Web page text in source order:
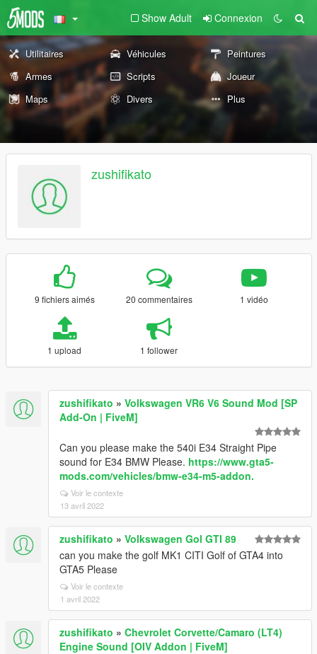
Show Adult Connexion
Utilitaires Véhicules
Peintures
Armes
Scripts
Joueur
Maps
Divers Plus
zushifikato
9 fichiers aimés 20 commentaires 1 vidéo
1 upload 1 follower
zushifikato » Volkswagen VR6 V6 Sound Mod [SP
Add-On | FiveM]
Can you please make the 540i E34 Straight Pipe
sound for E34 BMW Please. https://www.gta5-
mods.com/vehicles/bmw-e34-m5-addon.
Voir le contexte
13 avril 2022
zushifikato » Volkswagen Gol GTI 89
can you make the golf MK1 CITI Golf of GTA4 into
GTA5 Please
Voir le contexte
1 avril 2022
zushifikato » Chevrolet Corvette/Camaro (LT4)
Engine Sound [OIV Addon | FiveM]